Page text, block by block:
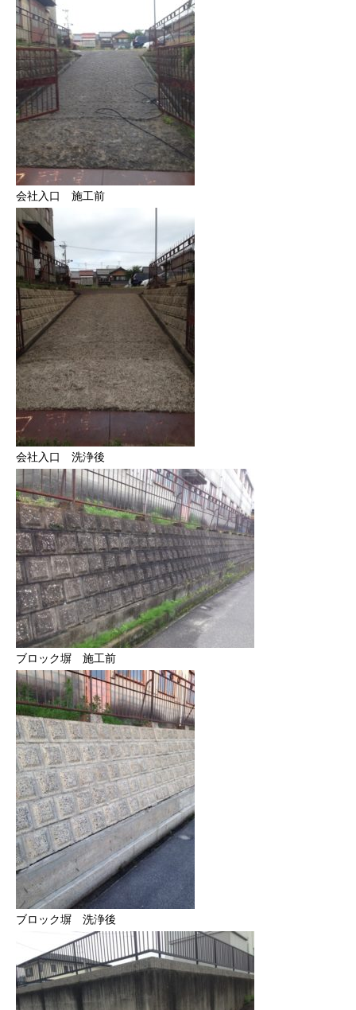
会社入口 施工前
会社入口 洗浄後
ブロック塀 施工前
ブロック塀 洗浄後